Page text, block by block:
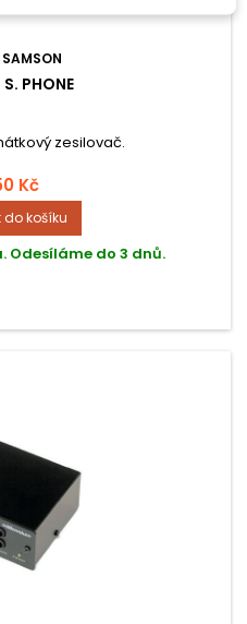
SAMSON
PHONE
zesilovač.
Kč
do košíku
Odesíláme do 3 dnů.